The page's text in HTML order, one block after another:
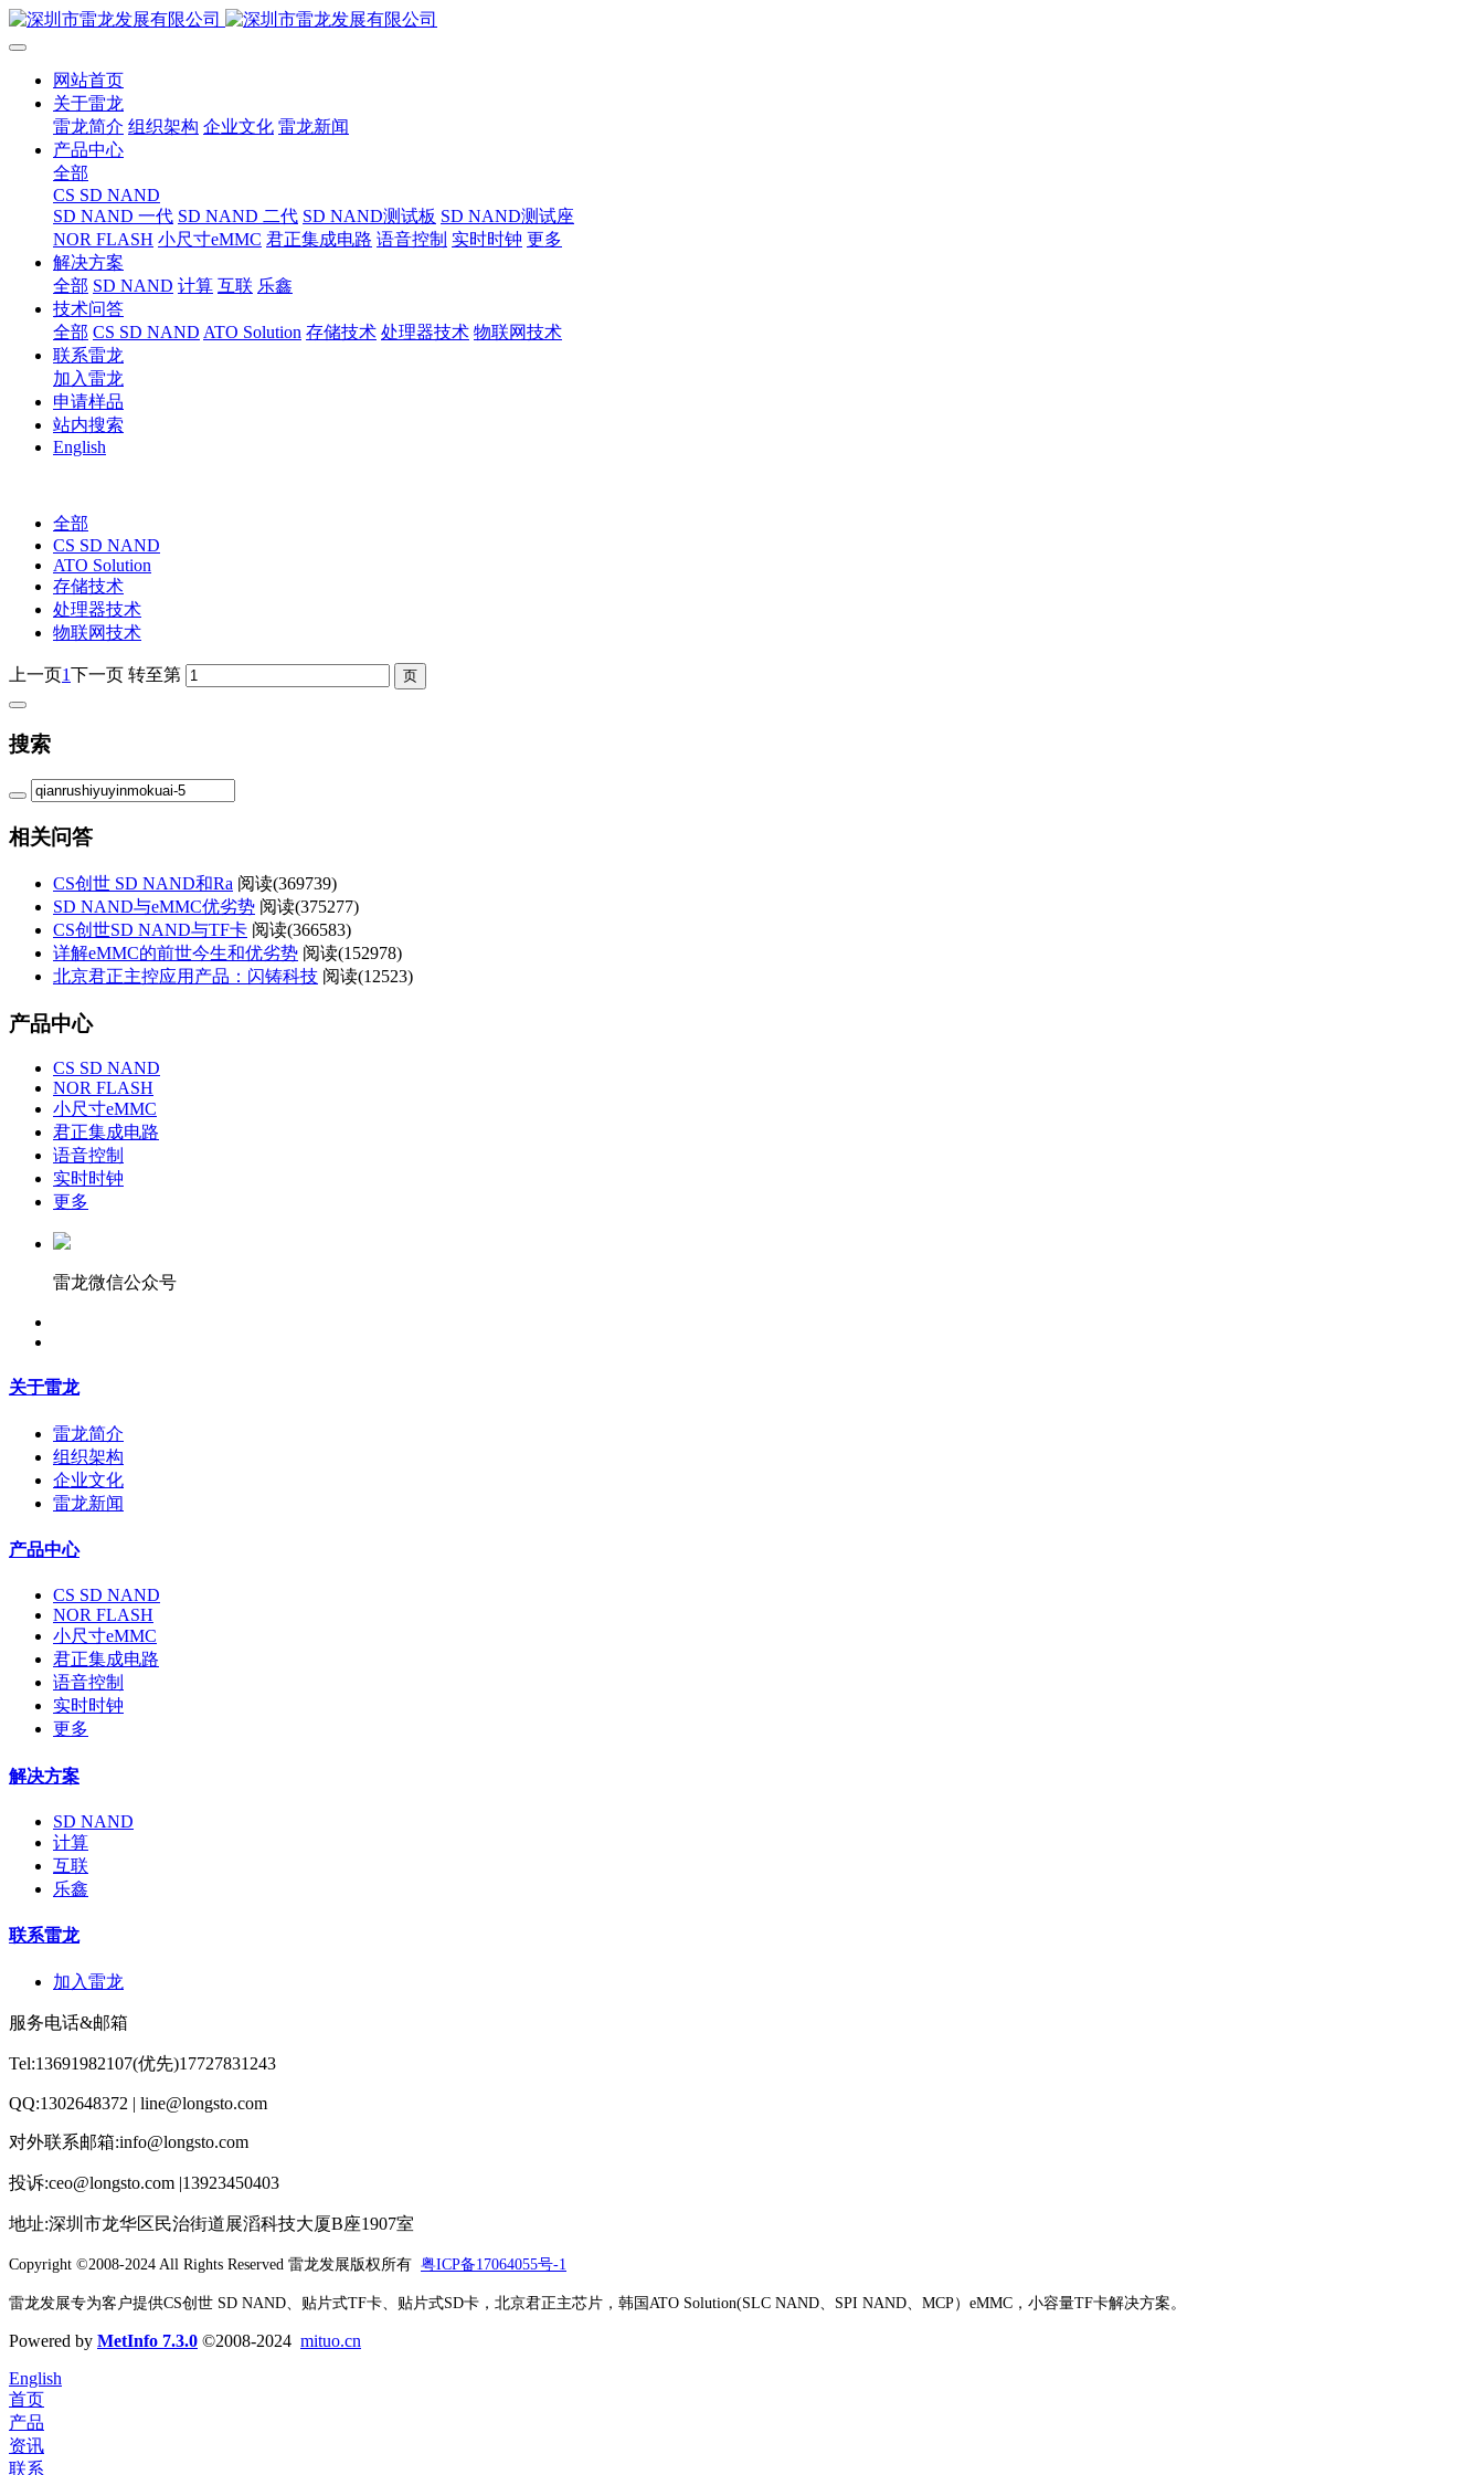
网站首页
关于雷龙
雷龙简介 组织架构 企业文化 雷龙新闻
产品中心
全部
CS SD NAND
SD NAND 一代 SD NAND 二代 SD NAND测试板 SD NAND测试座
NOR FLASH 小尺寸eMMC 君正集成电路 语音控制 实时时钟 更多
解决方案
全部 SD NAND 计算 互联 乐鑫
技术问答
全部 CS SD NAND ATO Solution 存储技术 处理器技术 物联网技术
联系雷龙
加入雷龙
申请样品
站内搜索
English
全部
CS SD NAND
ATO Solution
存储技术
处理器技术
物联网技术
上一页1下一页 转至第
搜索
相关问答
CS创世 SD NAND和Ra 阅读(369739)
SD NAND与eMMC优劣势 阅读(375277)
CS创世SD NAND与TF卡 阅读(366583)
详解eMMC的前世今生和优劣势 阅读(152978)
北京君正主控应用产品：闪铸科技 阅读(12523)
产品中心
CS SD NAND
NOR FLASH
小尺寸eMMC
君正集成电路
语音控制
实时时钟
更多
雷龙微信公众号
关于雷龙
雷龙简介
组织架构
企业文化
雷龙新闻
产品中心
CS SD NAND
NOR FLASH
小尺寸eMMC
君正集成电路
语音控制
实时时钟
更多
解决方案
SD NAND
计算
互联
乐鑫
联系雷龙
加入雷龙
服务电话&邮箱
Tel:13691982107(优先)17727831243
QQ:1302648372 | line@longsto.com
对外联系邮箱:info@longsto.com
投诉:ceo@longsto.com |13923450403
地址:深圳市龙华区民治街道展滔科技大厦B座1907室
Copyright ©2008-2024 All Rights Reserved 雷龙发展版权所有 粤ICP备17064055号-1
雷龙发展专为客户提供CS创世 SD NAND、贴片式TF卡、贴片式SD卡，北京君正主芯片，韩国ATO Solution(SLC NAND、SPI NAND、MCP）eMMC，小容量TF卡解决方案。
Powered by MetInfo 7.3.0 ©2008-2024 mituo.cn
English
首页
产品
资讯
联系